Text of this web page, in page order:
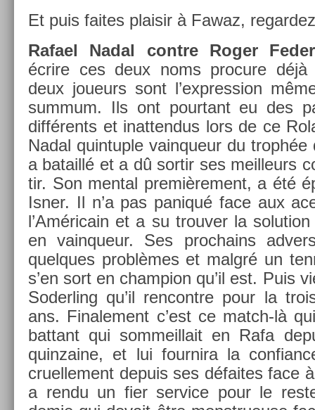
Et puis faites plaisir à Fawaz,
Rafael Nadal con­tre Roger
écrire ces deux noms pro­cure
deux joueurs sont l’express­ion
sum­mum. Ils ont pour­tant eu des
différents et in­at­tendus lors de ce
Nadal quin­tu­ple vain­queur du
a bataillé et a dû sor­tir ses meil­leurs
tir. Son ment­al pre­miè­re­ment, a été
Isner. Il n’a pas paniqué face aux
l’Américain et a su trouv­er la
en vain­queur. Ses pro­chains
quel­ques problèmes et malgré un
s’en sort en champ­ion qu’il est. Puis
Soderl­ing qu’il re­ncontre pour la
ans. Fin­ale­ment c’est ce match-là
bat­tant qui som­meil­lait en Rafa
quin­zaine, et lui four­nira la
cruel­le­ment de­puis ses défaites face
a rendu un fier ser­vice pour le